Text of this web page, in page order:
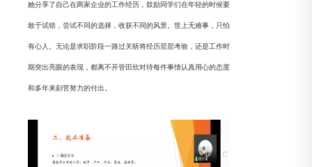
她分享了自己在两家企业的工作经历，鼓励同学们在年轻的时候要
敢于试错，尝试不同的选择，收获不同的风景。世上无难事，只怕
有心人。无论是求职阶段一路过关斩将经历层层考验，还是工作时
期突出亮眼的表现，都离不开管田欣对待每件事情认真用心的态度
和多年来刻苦努力的付出。